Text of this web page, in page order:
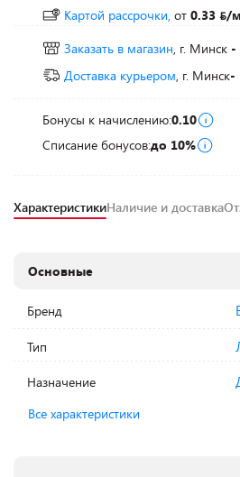
Картой рассрочки, от 0.33
/
Заказать в магазин, г. Минск -
Доставка курьером, г. Минск-
Бонусы к начислению:0.10
Списание бонусов:до 10%
ХарактеристикиНаличие и доставка
Основные
Бренд
Тип
Назначение
Все характеристики